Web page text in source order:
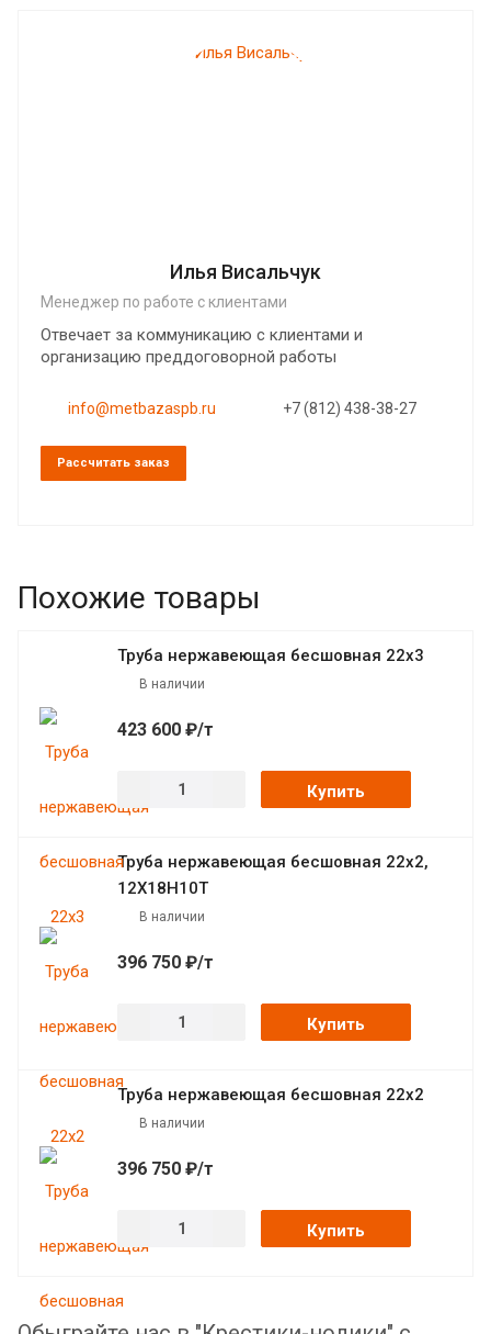
Илья Висальчук
Менеджер по работе с клиентами
Отвечает за коммуникацию с клиентами и
организацию преддоговорной работы
info@metbazaspb.ru +7 (812) 438-38-27
Рассчитать заказ
Похожие товары
Труба нержавеющая бесшовная 22х3
В наличии
423 600 ₽/т
Купить
Труба нержавеющая бесшовная 22х2,
12Х18Н10Т
В наличии
396 750 ₽/т
Купить
Труба нержавеющая бесшовная 22х2
В наличии
396 750 ₽/т
Купить